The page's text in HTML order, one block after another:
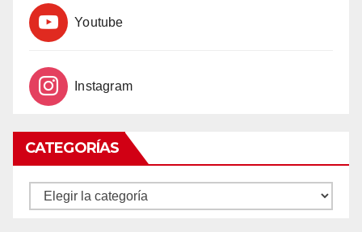
Youtube
Instagram
CATEGORÍAS
CATEGORÍAS